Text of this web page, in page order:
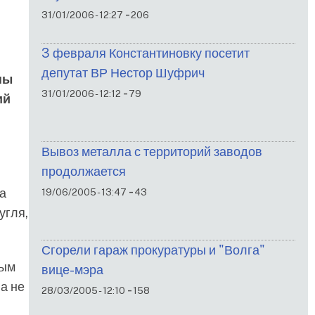
не
31/01/2006 - 12:27 -206
3 февраля Константиновку посетит
депутат ВР Нестор Шуфрич
31/01/2006 - 12:12 -79
Вывоз металла с территорий заводов
продолжается
19/06/2005 - 13:47 -43
Сгорели гараж прокуратуры и "Волга"
вице-мэра
28/03/2005 - 12:10 -158